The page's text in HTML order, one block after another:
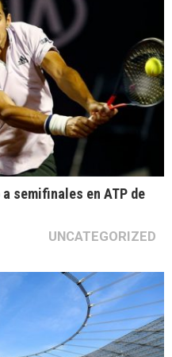
semifinales en ATP de
UNCATEGORIZED